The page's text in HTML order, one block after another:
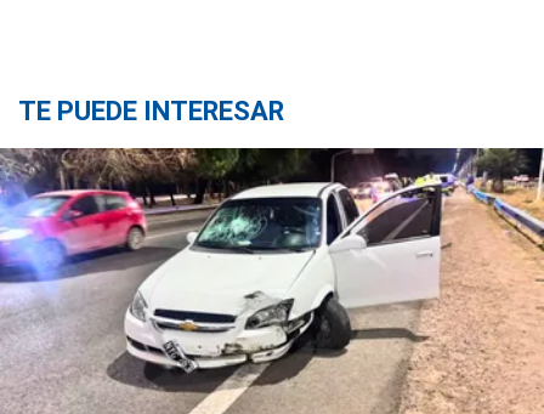
TE PUEDE INTERESAR